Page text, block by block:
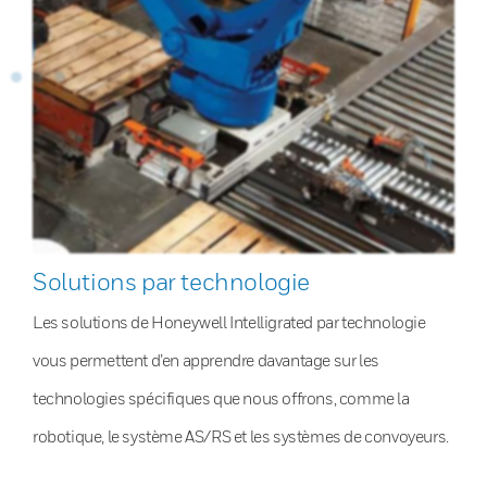
Solutions par technologie
Les solutions de Honeywell Intelligrated par technologie
vous permettent d’en apprendre davantage sur les
technologies spécifiques que nous offrons, comme la
robotique, le système AS/RS et les systèmes de convoyeurs.